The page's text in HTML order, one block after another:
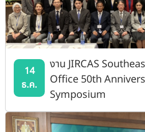
14
ธ.ค.
งาน JIRCAS
Office 50th
Symposium